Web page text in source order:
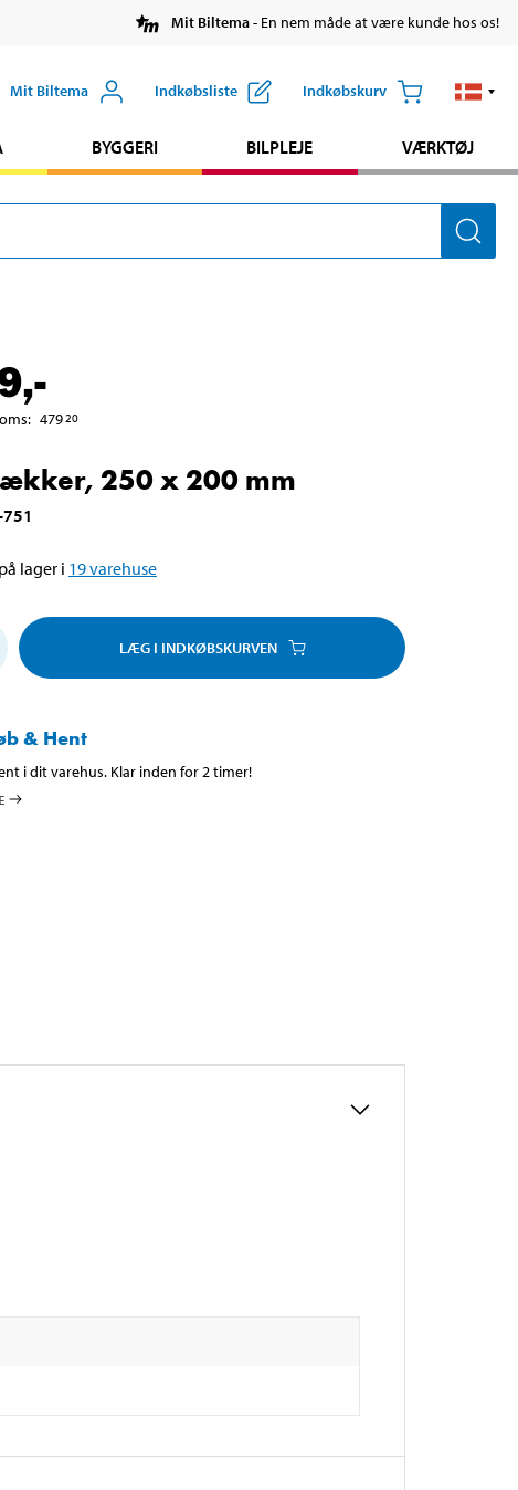
Mit Biltema- En nem måde at være kunde hos os!
Mit Biltema Indkøbsliste Indkøbskurv
BYGGERI BILPLEJE VÆRKTØJ
,-
: 479 20
250 x 200 mm
lager i 19varehuse
LÆG I INDKØBSKURVEN
& Hent
i dit varehus. Klar inden for 2 timer!